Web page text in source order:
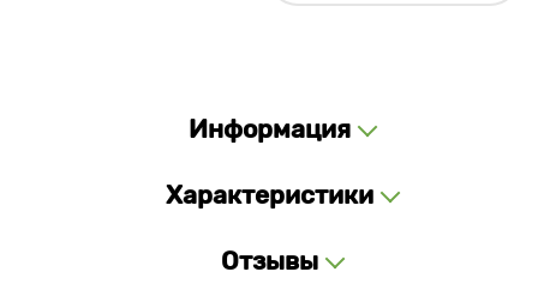
Информация
Характеристики
Отзывы